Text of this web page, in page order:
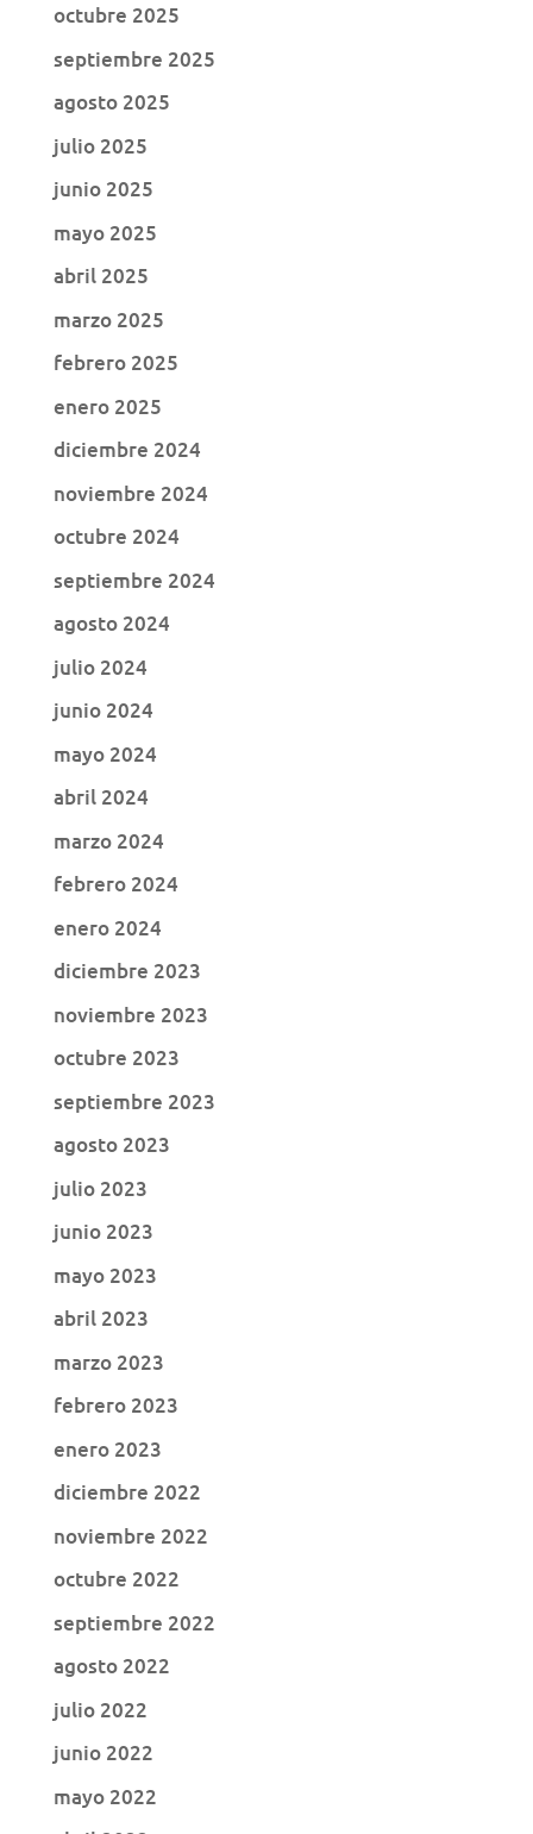
octubre 2025
septiembre 2025
agosto 2025
julio 2025
junio 2025
mayo 2025
abril 2025
marzo 2025
febrero 2025
enero 2025
diciembre 2024
noviembre 2024
octubre 2024
septiembre 2024
agosto 2024
julio 2024
junio 2024
mayo 2024
abril 2024
marzo 2024
febrero 2024
enero 2024
diciembre 2023
noviembre 2023
octubre 2023
septiembre 2023
agosto 2023
julio 2023
junio 2023
mayo 2023
abril 2023
marzo 2023
febrero 2023
enero 2023
diciembre 2022
noviembre 2022
octubre 2022
septiembre 2022
agosto 2022
julio 2022
junio 2022
mayo 2022